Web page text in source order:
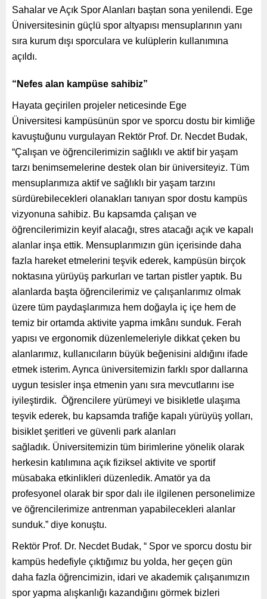
Sahalar ve Açık Spor Alanları baştan sona yenilendi. Ege
Üniversitesinin güçlü spor altyapısı mensuplarının yanı
sıra kurum dışı sporculara ve kulüplerin kullanımına
açıldı.
“Nefes alan kampüse sahibiz”
Hayata geçirilen projeler neticesinde Ege
Üniversitesi kampüsünün spor ve sporcu dostu bir kimliğe
kavuştuğunu vurgulayan Rektör Prof. Dr. Necdet Budak,
“Çalışan ve öğrencilerimizin sağlıklı ve aktif bir yaşam
tarzı benimsemelerine destek olan bir üniversiteyiz. Tüm
mensuplarımıza aktif ve sağlıklı bir yaşam tarzını
sürdürebilecekleri olanakları tanıyan spor dostu kampüs
vizyonuna sahibiz. Bu kapsamda çalışan ve
öğrencilerimizin keyif alacağı, stres atacağı açık ve kapalı
alanlar inşa ettik. Mensuplarımızın gün içerisinde daha
fazla hareket etmelerini teşvik ederek, kampüsün birçok
noktasına yürüyüş parkurları ve tartan pistler yaptık. Bu
alanlarda başta öğrencilerimiz ve çalışanlarımız olmak
üzere tüm paydaşlarımıza hem doğayla iç içe hem de
temiz bir ortamda aktivite yapma imkânı sunduk. Ferah
yapısı ve ergonomik düzenlemeleriyle dikkat çeken bu
alanlarımız, kullanıcıların büyük beğenisini aldığını ifade
etmek isterim. Ayrıca üniversitemizin farklı spor dallarına
uygun tesisler inşa etmenin yanı sıra mevcutlarını ise
iyileştirdik. Öğrencilere yürümeyi ve bisikletle ulaşıma
teşvik ederek, bu kapsamda trafiğe kapalı yürüyüş yolları,
bisiklet şeritleri ve güvenli park alanları
sağladık. Üniversitemizin tüm birimlerine yönelik olarak
herkesin katılımına açık fiziksel aktivite ve sportif
müsabaka etkinlikleri düzenledik. Amatör ya da
profesyonel olarak bir spor dalı ile ilgilenen personelimize
ve öğrencilerimize antrenman yapabilecekleri alanlar
sunduk.” diye konuştu.
Rektör Prof. Dr. Necdet Budak, “ Spor ve sporcu dostu bir
kampüs hedefiyle çıktığımız bu yolda, her geçen gün
daha fazla öğrencimizin, idari ve akademik çalışanımızın
spor yapma alışkanlığı kazandığını görmek bizleri